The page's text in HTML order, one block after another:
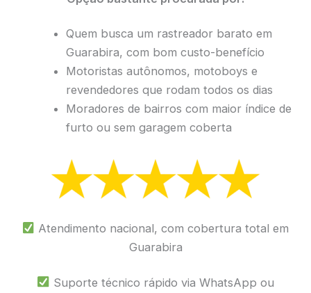
Quem busca um rastreador barato em
Guarabira, com bom custo-benefício
Motoristas autônomos, motoboys e
revendedores que rodam todos os dias
Moradores de bairros com maior índice de
furto ou sem garagem coberta
Atendimento nacional, com cobertura total em
Guarabira
Suporte técnico rápido via WhatsApp ou